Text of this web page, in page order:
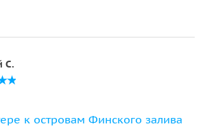
С.
к островам Финского залива